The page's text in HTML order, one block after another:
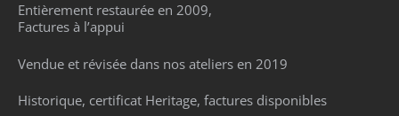
Entièrement restaurée en 2009,
Factures à l’appui
Vendue et révisée dans nos ateliers en 2019
Historique, certificat Heritage, factures disponibles